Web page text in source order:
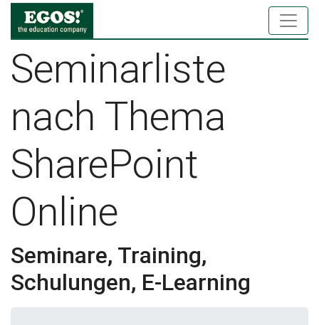
Seminarliste
nach Thema
SharePoint
Online
Seminare, Training,
Schulungen, E-Learning